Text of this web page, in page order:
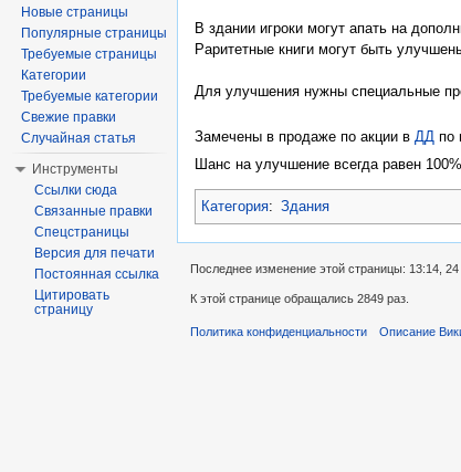
В здании игроки могут апать на
Раритетные книги могут быть
Для улучшения нужны специальные
Замечены в продаже по акции в ДД по
Шанс на улучшение всегда равен
Категория: Здания
Новые страницы
Популярные страницы
Требуемые страницы
Категории
Требуемые категории
Свежие правки
Случайная статья
Инструменты
Ссылки сюда
Связанные правки
Спецстраницы
Версия для печати
Постоянная ссылка
Цитировать
страницу
Последнее изменение этой страницы: 13:14,
К этой странице обращались 2849 раз.
Политика конфиденциальности Описание